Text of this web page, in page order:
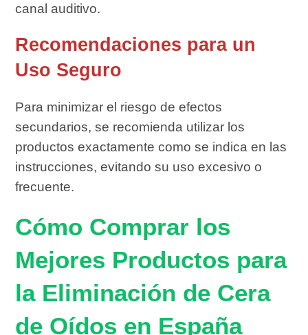
canal auditivo.
Recomendaciones para un
Uso Seguro
Para minimizar el riesgo de efectos
secundarios, se recomienda utilizar los
productos exactamente como se indica en las
instrucciones, evitando su uso excesivo o
frecuente.
Cómo Comprar los
Mejores Productos para
la Eliminación de Cera
de Oídos en España